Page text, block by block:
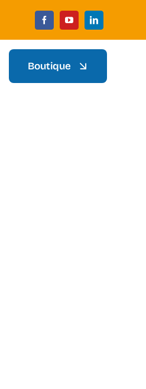
Boutique